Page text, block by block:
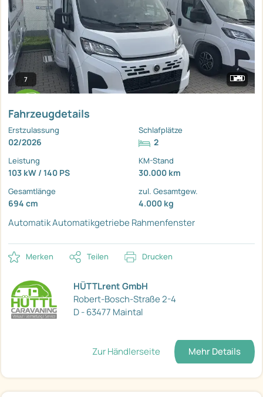
7
Fahrzeugdetails
Erstzulassung
02/2026
Schlafplätze
2
Leistung
103 kW / 140 PS
KM-Stand
30.000 km
Gesamtlänge
694 cm
zul. Gesamtgew.
4.000 kg
AutomatikAutomatikgetriebe Rahmenfenster
Merken Teilen Drucken
HÜTTLrent GmbH
Robert-Bosch-Straße 2-4
D - 63477 Maintal
Zur Händlerseite Mehr Details